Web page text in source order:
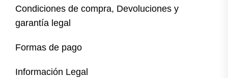
Condiciones de compra, Devoluciones y
garantía legal
Formas de pago
Información Legal